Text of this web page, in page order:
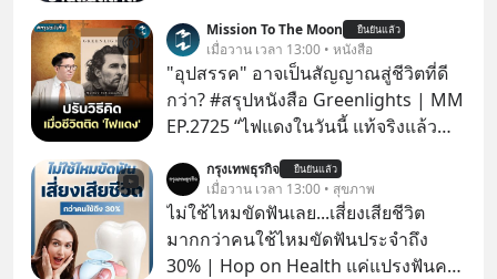
ล้นตลาด #เศรษฐกิจไทย #EICAround
#SCBThailand สามารถดูคลิปที่
youtube ประกอบได้ที่ link :
https://youtube.com/shorts/-
Mission To The Moon ยืนยันแล้ว
เมื่อวาน เวลา 13:00 • หนังสือ
"อุปสรรค" อาจเป็นสัญญาณสู่ชีวิตที่ดี
กว่า? #สรุปหนังสือ Greenlights | MM
EP.2725 “ไฟแดงในวันนี้ แท้จริงแล้ว
เปลี่ยนสี” McConaughey ดาราดาวรุ่ง
ในยุคหนึ่ง เคยปฏิเสธเงินค่าตัวหนังรอม
คอมที่สูงถึง 14.5 ล้านดอลลาร์ (หรือ
ราว 500 ล้านบาท) เพียงเพราะเขาไม่
กรุงเทพธุรกิจ ยืนยันแล้ว
เมื่อวาน เวลา 13:00 • สุขภาพ
ไม่ใช้ไหมขัดฟันเลย...เสี่ยงเสียชีวิต
มากกว่าคนใช้ไหมขัดฟันประจำถึง
30% | Hop on Health แค่แปรงฟันคง